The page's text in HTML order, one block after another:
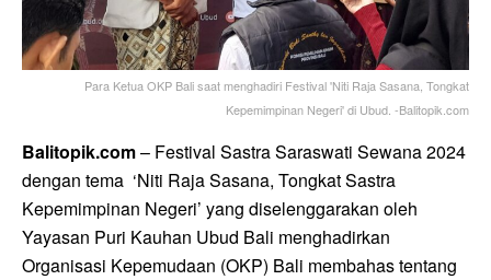
Para Ketua OKP Bali saat menghadiri Festival 'Niti Raja Sasana, Tongkat
Kepemimpinan Negeri' di Ubud. -Balitopik.com
Balitopik.com– Festival Sastra Saraswati Sewana 2024
dengan tema ‘Niti Raja Sasana, Tongkat Sastra
Kepemimpinan Negeri’ yang diselenggarakan oleh
Yayasan Puri Kauhan Ubud Bali menghadirkan
Organisasi Kepemudaan (OKP) Bali membahas tentang